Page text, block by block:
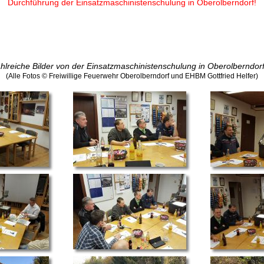
Durchführung der Einsatzmaschinistenschulung in Oberolberndorf!
Bilder von der Einsatzmaschinistenschulung in
(Alle Fotos © Freiwillige Feuerwehr Oberolberndorf und EHBM Gottfried Helfer)